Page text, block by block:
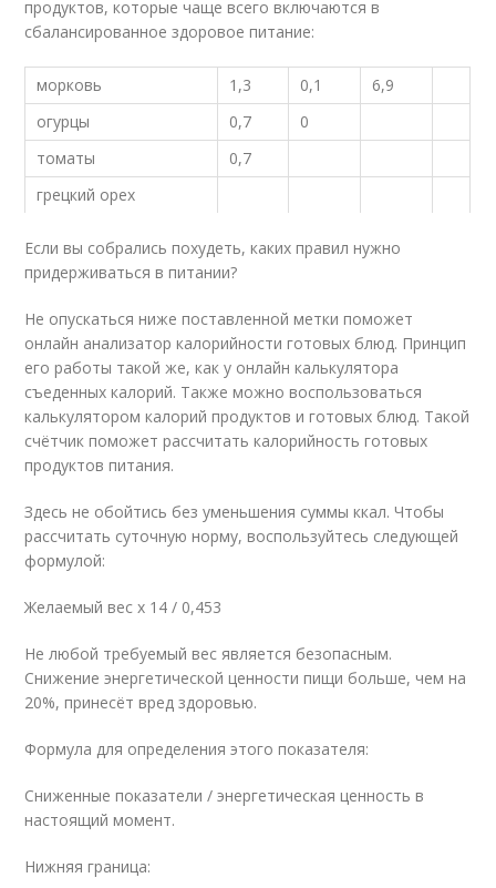
продуктов, которые чаще всего включаются в
сбалансированное здоровое питание:
морковь 1,3 0,1
6,9
огурцы
0,7
0
томаты
0,7
грецкий орех
Если вы собрались похудеть, каких правил нужно
придерживаться в питании?
Не опускаться ниже поставленной метки поможет
онлайн анализатор калорийности готовых блюд. Принцип
его работы такой же, как у онлайн калькулятора
съеденных калорий. Также можно воспользоваться
калькулятором калорий продуктов и готовых блюд. Такой
счётчик поможет рассчитать калорийность готовых
продуктов питания.
Здесь не обойтись без уменьшения суммы ккал. Чтобы
рассчитать суточную норму, воспользуйтесь следующей
формулой:
Желаемый вес х 14 / 0,453
Не любой требуемый вес является безопасным.
Снижение энергетической ценности пищи больше, чем на
20%, принесёт вред здоровью.
Формула для определения этого показателя:
Сниженные показатели / энергетическая ценность в
настоящий момент.
Нижняя граница: